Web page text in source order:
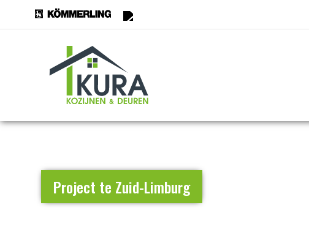
Project te Zuid-Limburg